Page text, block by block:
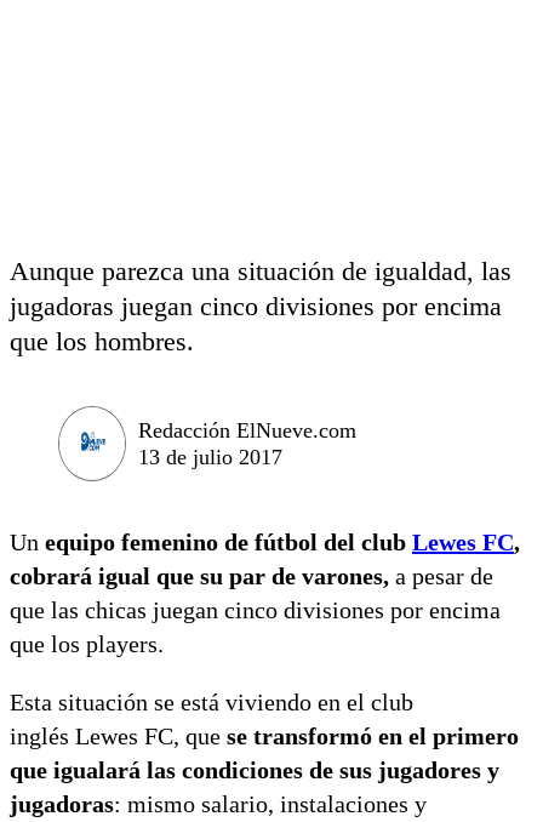
Aunque parezca una situación de igualdad, las
jugadoras juegan cinco divisiones por encima
que los hombres.
Redacción ElNueve.com
13 de julio 2017
Un equipo femenino de fútbol del club Lewes FC,
cobrará igual que su par de varones, a pesar de
que las chicas juegan cinco divisiones por encima
que los players.
Esta situación se está viviendo en el club
inglés Lewes FC, que se transformó en el primero
que igualará las condiciones de sus jugadores y
jugadoras: mismo salario, instalaciones y